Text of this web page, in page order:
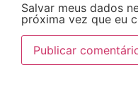
Salvar meus dados
próxima vez que eu